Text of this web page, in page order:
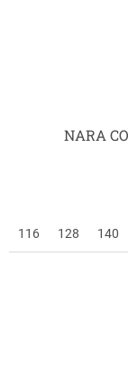
NARA
116 128 140